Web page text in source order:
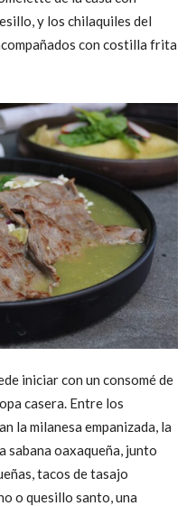
y los chilaquiles del
con costilla frita
iniciar con un consomé de
casera. Entre los
la milanesa empanizada, la
sabana oaxaqueña, junto
tacos de tasajo
o quesillo santo, una